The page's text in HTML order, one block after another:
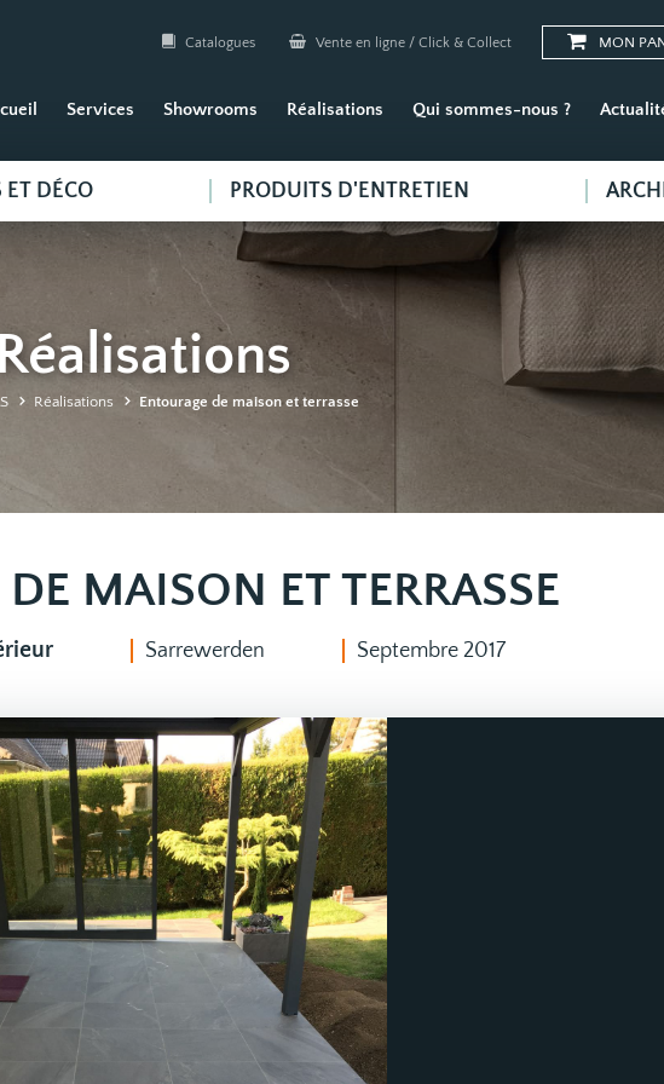
Catalogues Vente en ligne / Click & Collect MON
Services Showrooms Réalisations Qui sommes-nous ?
ET DÉCO PRODUITS D'ENTRETIEN
Réalisations
Réalisations Entourage de maison et terrasse
MAISON ET TERRASSE
Sarrewerden Septembre 2017